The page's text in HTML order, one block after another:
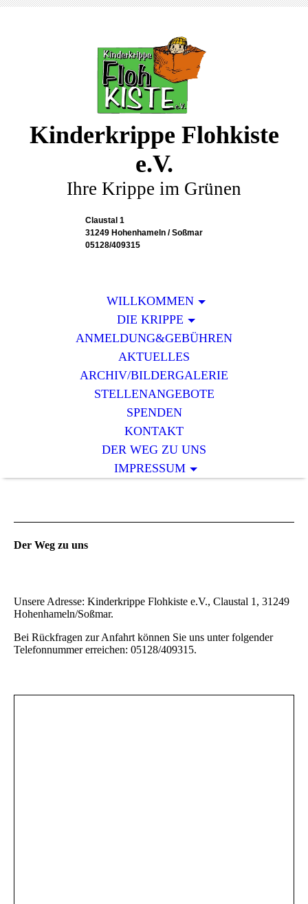
Kinderkrippe Flohkiste
e.V.
Ihre Krippe im Grünen
Claustal 1
31249 Hohenhameln / Soßmar
05128/409315
WILLKOMMEN
DIE KRIPPE
ANMELDUNG&GEBÜHREN
AKTUELLES
ARCHIV/BILDERGALERIE
STELLENANGEBOTE
SPENDEN
KONTAKT
DER WEG ZU UNS
IMPRESSUM
Der Weg zu uns
Unsere Adresse: Kinderkrippe Flohkiste e.V., Claustal 1, 31249
Hohenhameln/Soßmar.
Bei Rückfragen zur Anfahrt können Sie uns unter folgender
Telefonnummer erreichen: 05128/409315.